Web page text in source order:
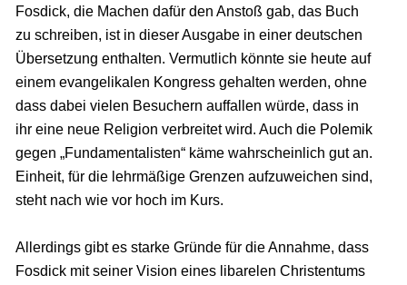
Fosdick, die Machen dafür den Anstoß gab, das Buch
zu schreiben, ist in dieser Ausgabe in einer deutschen
Übersetzung enthalten. Vermutlich könnte sie heute auf
einem evangelikalen Kongress gehalten werden, ohne
dass dabei vielen Besuchern auffallen würde, dass in
ihr eine neue Religion verbreitet wird. Auch die Polemik
gegen „Fundamentalisten“ käme wahrscheinlich gut an.
Einheit, für die lehrmäßige Grenzen aufzuweichen sind,
steht nach wie vor hoch im Kurs.
Allerdings gibt es starke Gründe für die Annahme, dass
Fosdick mit seiner Vision eines libarelen Christentums